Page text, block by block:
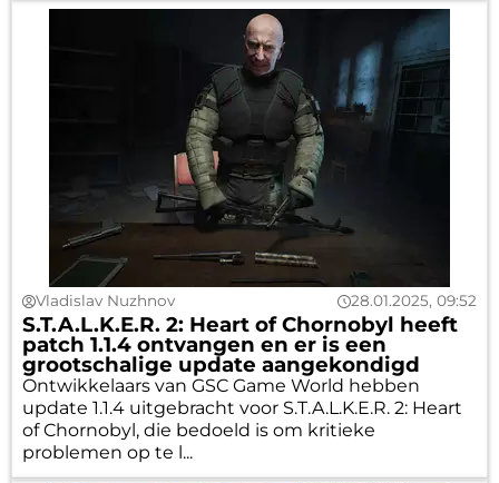
Vladislav Nuzhnov 28.01.2025, 09:52
S.T.A.L.K.E.R. 2: Heart of Chornobyl heeft
patch 1.1.4 ontvangen en er is een
grootschalige update aangekondigd
Ontwikkelaars van GSC Game World hebben
update 1.1.4 uitgebracht voor S.T.A.L.K.E.R. 2: Heart
of Chornobyl, die bedoeld is om kritieke
problemen op te l...